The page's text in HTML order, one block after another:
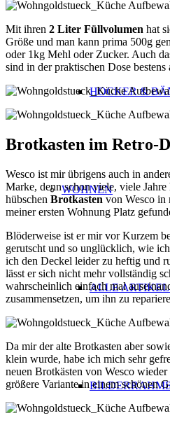
HOCKER &
WOHNEN
ALLE
Mit ihren 2 Liter Füllvolumen hat
Größe und man kann prima 500g
oder 1kg Mehl oder Zucker. Auch
sind in der praktischen Dose bestens
Brotkasten im Retro-
Wesco ist mir übrigens auch in
Marke, denn schon viele, viele Jahre
hübschen Brotkasten von Wesco in
meiner ersten Wohnung Platz
Blöderweise ist er mir vor Kurzem
gerutscht und so unglücklich, wie
ich den Deckel leider zu heftig und
lässt er sich nicht mehr vollständig
wahrscheinlich einfach mal
zusammensetzen, um ihn zu
Da mir der alte Brotkasten aber
klein wurde, habe ich mich sehr
neuen Brotkästen von Wesco
größere Variante in einem schönen